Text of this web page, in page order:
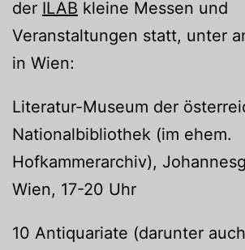
der ILAB kleine Messen und
Veranstaltungen statt, unter
in Wien:
Literatur-Museum der
Nationalbibliothek (im ehem.
Hofkammerarchiv),
Wien, 17-20 Uhr
10 Antiquariate (darunter